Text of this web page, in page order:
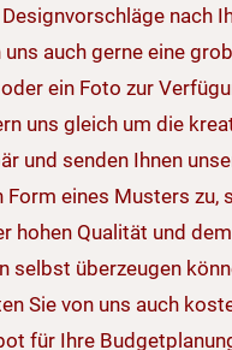
nach
uns auch gerne eine
ein Foto zur
uns gleich um die
und senden Ihnen
Form eines Musters zu,
hohen Qualität und
selbst überzeugen
Sie von uns auch
für Ihre